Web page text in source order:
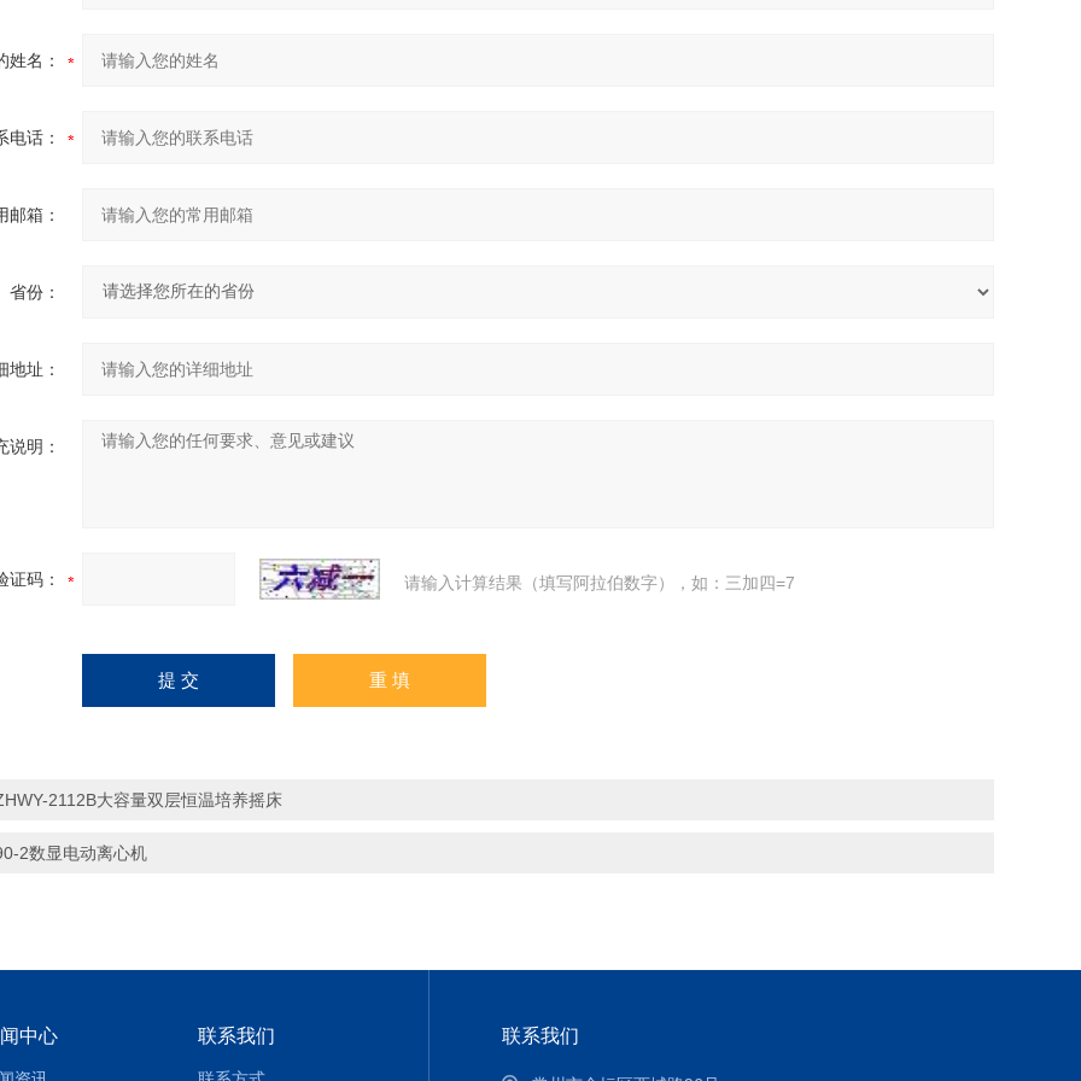
姓名：
电话：
邮箱：
省份：
地址：
说明：
证码： 请输入计算结果（填写阿拉伯数字），如：三加四=7
2112B大容量双层恒温培养摇床
2数显电动离心机
中心 联系我们 联系我们